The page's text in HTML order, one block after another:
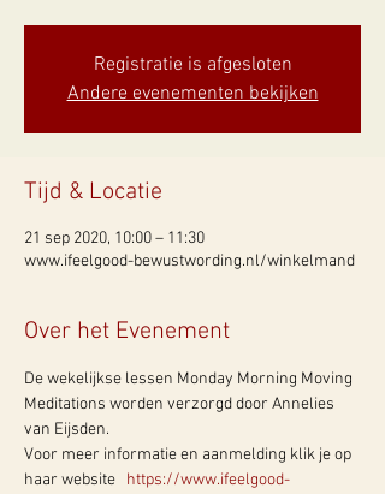
Registratie is afgesloten
Andere evenementen bekijken
Tijd & Locatie
21 sep 2020, 10:00 – 11:30
www.ifeelgood-bewustwording.nl/winkelmand
Over het Evenement
De wekelijkse lessen Monday Morning Moving
Meditations worden verzorgd door Annelies
van Eijsden.
Voor meer informatie en aanmelding klik je op
haar website https://www.ifeelgood-